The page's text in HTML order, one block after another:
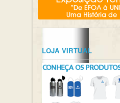
LOJA VIRTUAL